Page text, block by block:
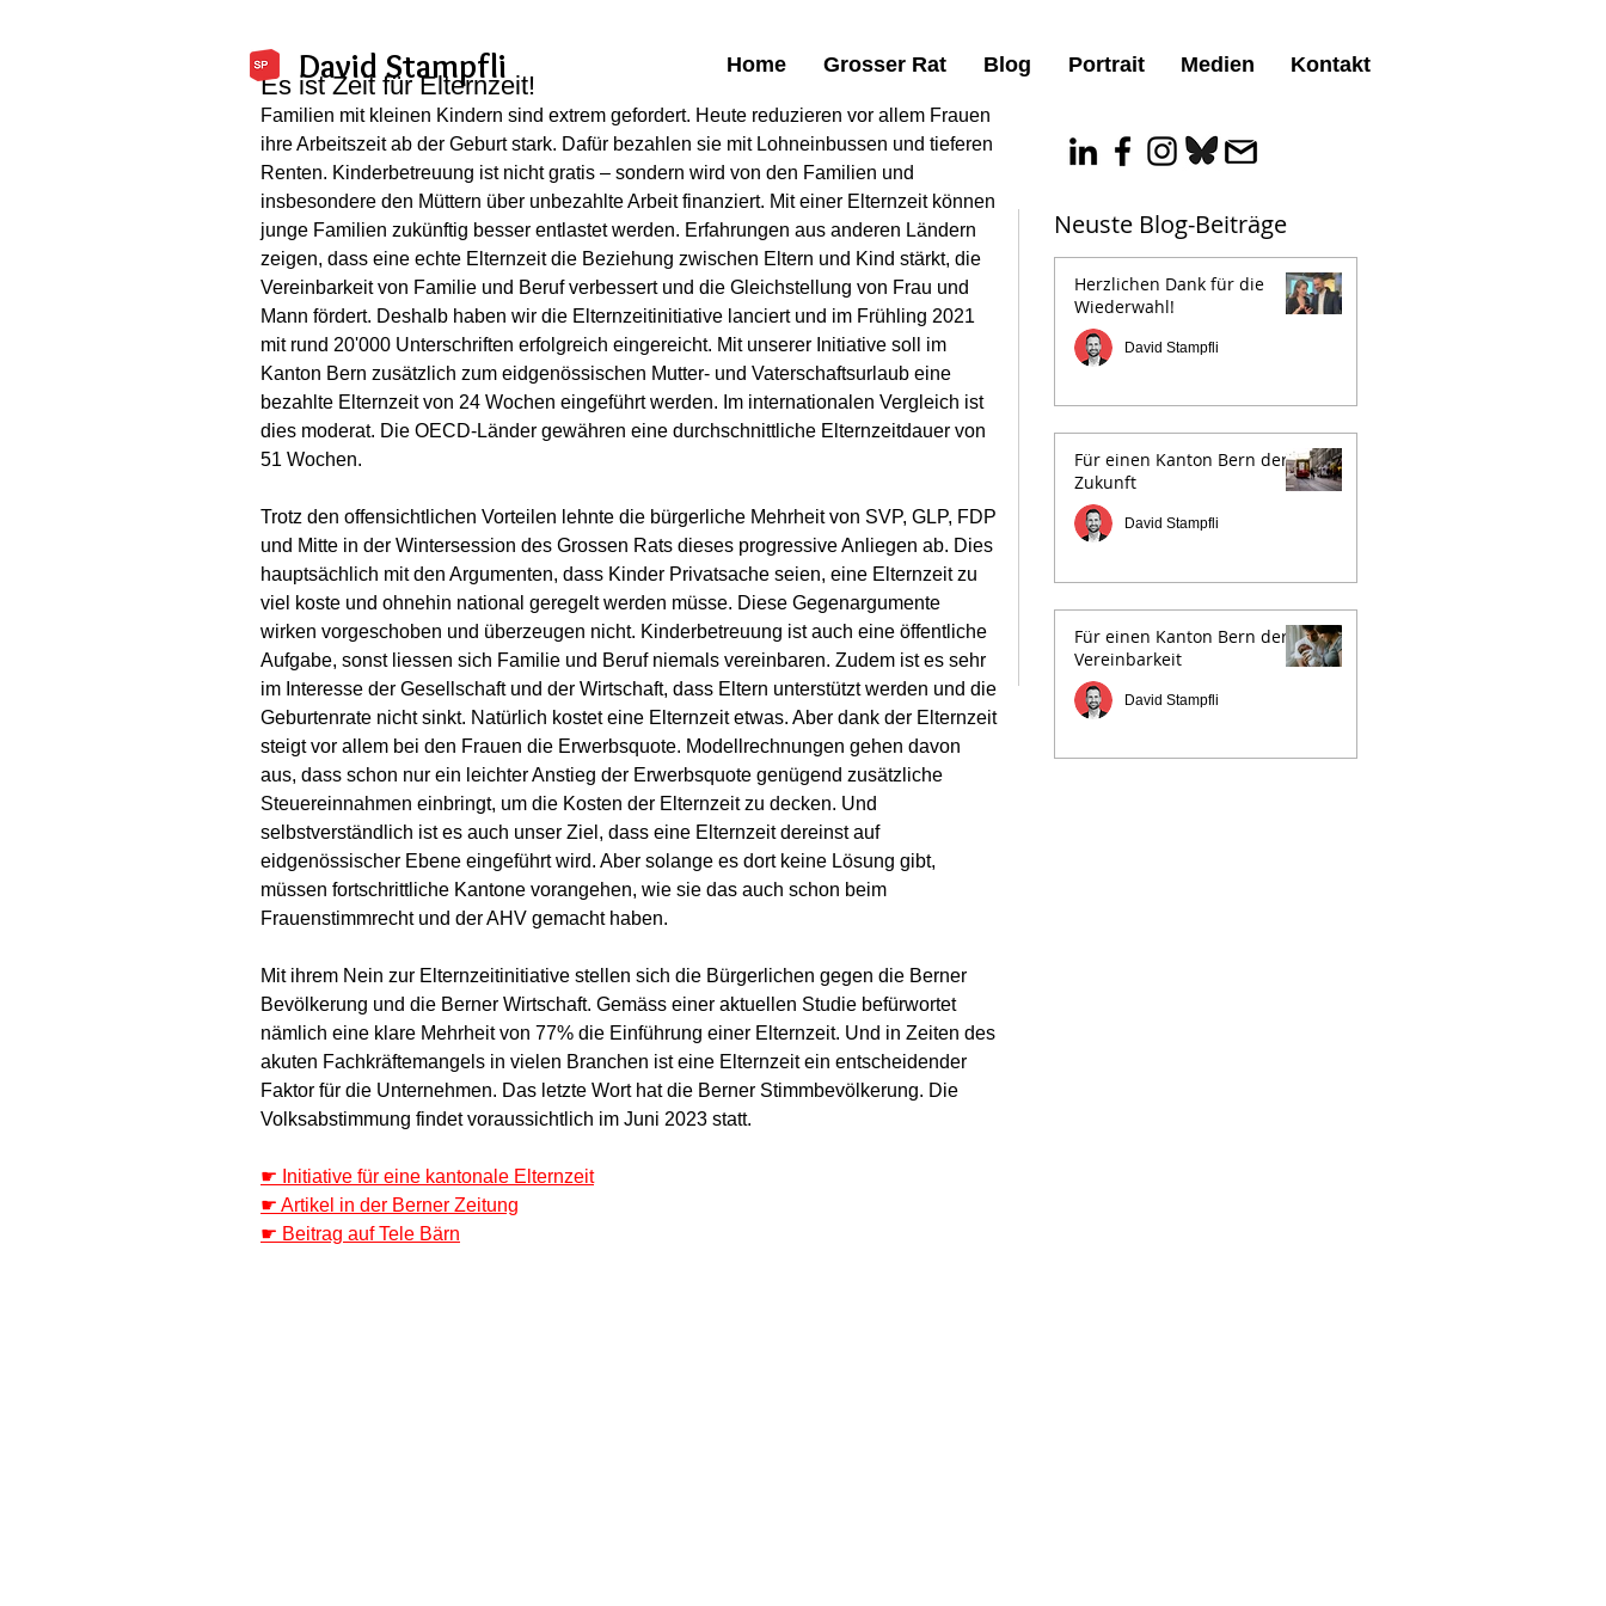
David Stampfli Home Grosser Rat Blog Portrait Medien Kontakt
Es ist Zeit für Elternzeit!
Familien mit kleinen Kindern sind extrem gefordert. Heute reduzieren vor allem Frauen
ihre Arbeitszeit ab der Geburt stark. Dafür bezahlen sie mit Lohneinbussen und tieferen
Renten. Kinderbetreuung ist nicht gratis – sondern wird von den Familien und
insbesondere den Müttern über unbezahlte Arbeit finanziert. Mit einer Elternzeit können
junge Familien zukünftig besser entlastet werden. Erfahrungen aus anderen Ländern
zeigen, dass eine echte Elternzeit die Beziehung zwischen Eltern und Kind stärkt, die
Vereinbarkeit von Familie und Beruf verbessert und die Gleichstellung von Frau und
Mann fördert. Deshalb haben wir die Elternzeitinitiative lanciert und im Frühling 2021
mit rund 20'000 Unterschriften erfolgreich eingereicht. Mit unserer Initiative soll im
Kanton Bern zusätzlich zum eidgenössischen Mutter- und Vaterschaftsurlaub eine
bezahlte Elternzeit von 24 Wochen eingeführt werden. Im internationalen Vergleich ist
dies moderat. Die OECD-Länder gewähren eine durchschnittliche Elternzeitdauer von
51 Wochen.
Trotz den offensichtlichen Vorteilen lehnte die bürgerliche Mehrheit von SVP, GLP, FDP
und Mitte in der Wintersession des Grossen Rats dieses progressive Anliegen ab. Dies
hauptsächlich mit den Argumenten, dass Kinder Privatsache seien, eine Elternzeit zu
viel koste und ohnehin national geregelt werden müsse. Diese Gegenargumente
wirken vorgeschoben und überzeugen nicht. Kinderbetreuung ist auch eine öffentliche
Aufgabe, sonst liessen sich Familie und Beruf niemals vereinbaren. Zudem ist es sehr
im Interesse der Gesellschaft und der Wirtschaft, dass Eltern unterstützt werden und die
Geburtenrate nicht sinkt. Natürlich kostet eine Elternzeit etwas. Aber dank der Elternzeit
steigt vor allem bei den Frauen die Erwerbsquote. Modellrechnungen gehen davon
aus, dass schon nur ein leichter Anstieg der Erwerbsquote genügend zusätzliche
Steuereinnahmen einbringt, um die Kosten der Elternzeit zu decken. Und
selbstverständlich ist es auch unser Ziel, dass eine Elternzeit dereinst auf
eidgenössischer Ebene eingeführt wird. Aber solange es dort keine Lösung gibt,
müssen fortschrittliche Kantone vorangehen, wie sie das auch schon beim
Frauenstimmrecht und der AHV gemacht haben.
Mit ihrem Nein zur Elternzeitinitiative stellen sich die Bürgerlichen gegen die Berner
Bevölkerung und die Berner Wirtschaft. Gemäss einer aktuellen Studie befürwortet
nämlich eine klare Mehrheit von 77% die Einführung einer Elternzeit. Und in Zeiten des
akuten Fachkräftemangels in vielen Branchen ist eine Elternzeit ein entscheidender
Faktor für die Unternehmen. Das letzte Wort hat die Berner Stimmbevölkerung. Die
Volksabstimmung findet voraussichtlich im Juni 2023 statt.
☛ Initiative für eine kantonale Elternzeit
☛ Artikel in der Berner Zeitung
☛ Beitrag auf Tele Bärn
Herzlichen Dank für die
Wiederwahl!
David Stampfli
Für einen Kanton Bern der
Zukunft
David Stampfli
Für einen Kanton Bern der
Vereinbarkeit
David Stampfli
Neuste Blog-Beiträge